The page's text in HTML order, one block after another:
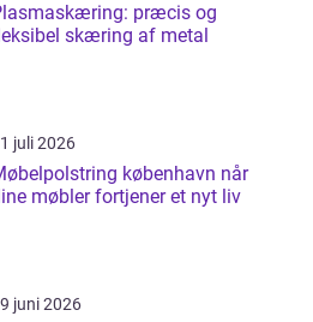
præcis og
skæring af metal
juli 2026
københavn når
møbler fortjener et nyt liv
juni 2026